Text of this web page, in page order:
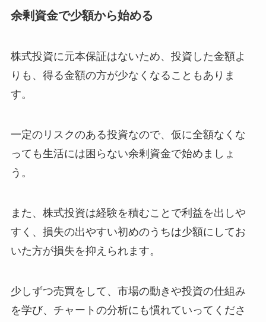
余剰資金で少額から始める
株式投資に元本保証はないため、投資した金額よ
りも、得る金額の方が少なくなることもありま
す。
一定のリスクのある投資なので、仮に全額なくな
っても生活には困らない余剰資金で始めましょ
う。
また、株式投資は経験を積むことで利益を出しや
すく、損失の出やすい初めのうちは少額にしてお
いた方が損失を抑えられます。
少しずつ売買をして、市場の動きや投資の仕組み
を学び、チャートの分析にも慣れていってくださ